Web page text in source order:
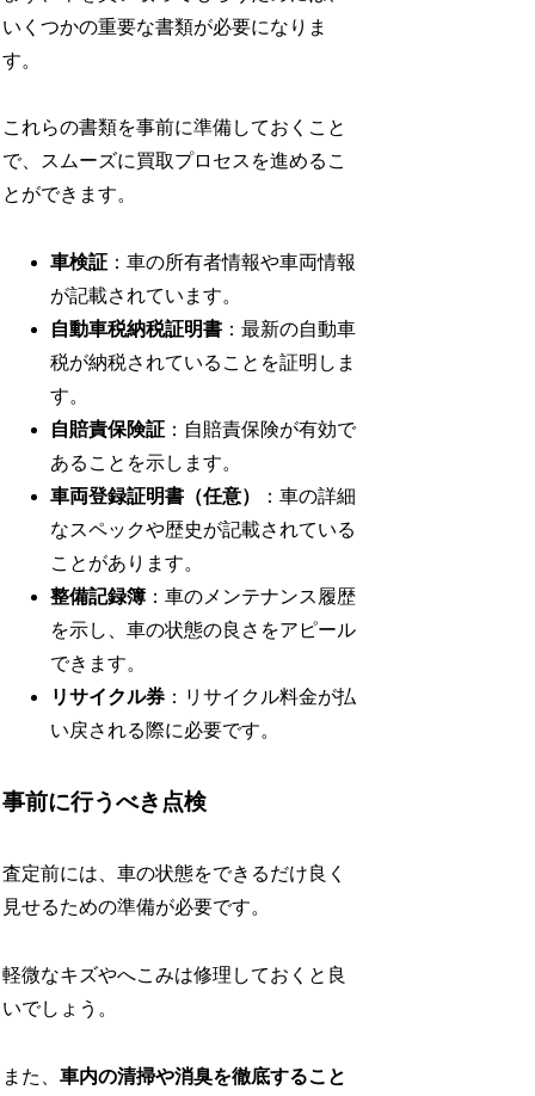
いくつかの重要な書類が必要になりま
す。
これらの書類を事前に準備しておくこと
で、スムーズに買取プロセスを進めるこ
とができます。
車検証 ：車の所有者情報や車両情報
が記載されています。
自動車税納税証明書 ：最新の自動車
税が納税されていることを証明しま
す。
自賠責保険証 ：自賠責保険が有効で
あることを示します。
車両登録証明書（任意）
：車の詳細
なスペックや歴史が記載されている
ことがあります。
整備記録簿 ：車のメンテナンス履歴
を示し、車の状態の良さをアピール
できます。
リサイクル券 ：リサイクル料金が払
い戻される際に必要です。
事前に行うべき点検
査定前には、車の状態をできるだけ良く
見せるための準備が必要です。
軽微なキズやへこみは修理しておくと良
いでしょう。
また、車内の清掃や消臭を徹底すること